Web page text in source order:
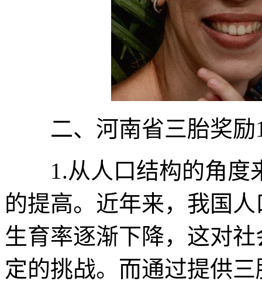
二、河南省三胎奖励
1.从人口结构的角度
的提高。近年来，我国
生育率逐渐下降，这对
定的挑战。而通过提供